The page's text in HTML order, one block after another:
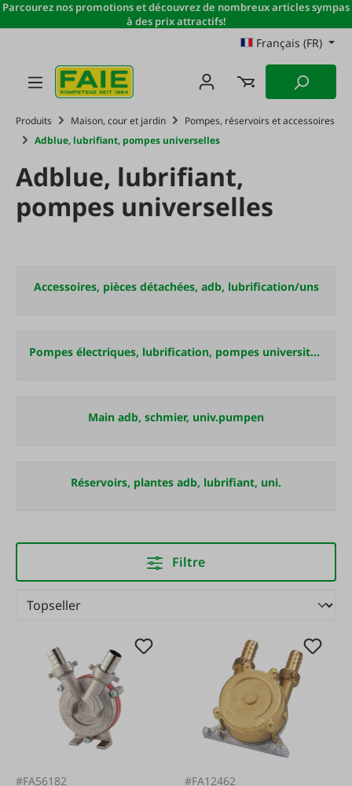
Passer au contenu principal
Parcourez nos promotions et découvrez de nombreux articles sympas
à des prix attractifs!
Français (FR)
Produits Maison, cour et jardin
Pompes, réservoirs et accessoires
Adblue, lubrifiant, pompes universelles
Adblue, lubrifiant,
pompes universelles
Accessoires, pièces détachées, adb, lubrification/uns
Pompes électriques, lubrification, pompes universitaires
Main adb, schmier, univ.pumpen
Réservoirs, plantes adb, lubrifiant, uni.
Filtre
#FA56182 #FA12462